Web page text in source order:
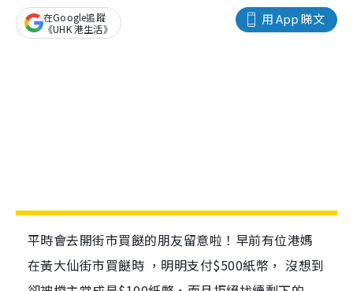
用 App 睇文
在Google追蹤
《UHK 港生活》
平時會去開街市買餸的朋友留意啦！早前有位港媽
在黃大仙街市買餸時 ，明明支付$500紙幣， 沒想到